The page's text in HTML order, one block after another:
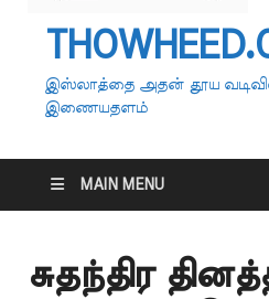
இஸ்லாத்தை அதன் தூய
இணையதளம்
MAIN MENU
சுதந்திர